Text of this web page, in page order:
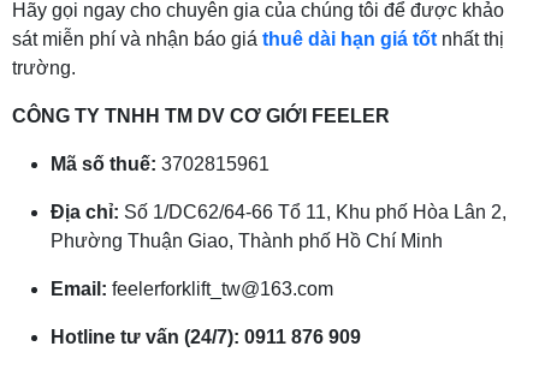
Hãy gọi ngay cho chuyên gia của chúng tôi để được khảo
sát miễn phí và nhận báo giá thuê dài hạn giá tốt nhất thị
trường.
CÔNG TY TNHH TM DV CƠ GIỚI FEELER
Mã số thuế: 3702815961
Địa chỉ: Số 1/DC62/64-66 Tổ 11, Khu phố Hòa Lân 2,
Phường Thuận Giao, Thành phố Hồ Chí Minh
Email: feelerforklift_tw@163.com
Hotline tư vấn (24/7): 0911 876 909